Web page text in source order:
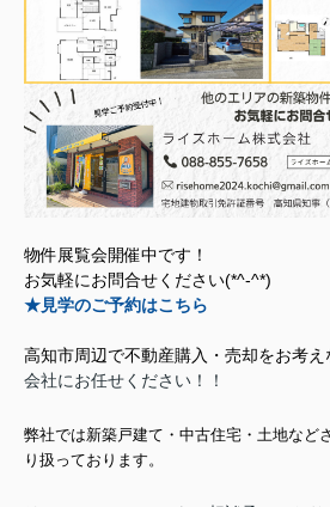
物件展覧会開催中です！
お気軽にお問合せください(*^-^*)
★見学のご予約はこちら
高知市周辺で不動産購入・売却をお考
会社にお任せください！！
弊社では新築戸建て・中古住宅・土地など
り扱っております。